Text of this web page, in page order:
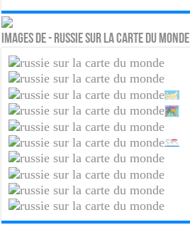
Images de - Russie sur la carte du monde